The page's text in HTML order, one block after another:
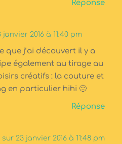
Réponse
janvier 2016 à 11:40 pm
que j’ai découvert il y a
également au tirage au
créatifs : la couture et
en particulier hihi 🙂
Réponse
sur 23 janvier 2016 à 11:48 pm